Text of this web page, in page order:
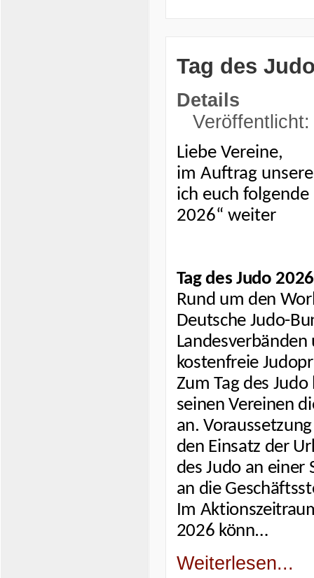
Tag des
Details
Liebe Vereine,
im Auftrag
ich euch
2026“ weiter
Tag des Judo 2026
Rund um den
Deutsche Judo-
kostenfreie
Zum Tag des
seinen Vereinen
an.
den Einsatz der
des Judo an einer
an die
Im
2026 könn…
Weiterlesen...